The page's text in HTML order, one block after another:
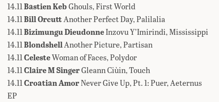
14.11Bastien KebGhouls, First World
14.11Bill OrcuttAnother Perfect Day, Palilalia
14.11Bizimungu DieudonneInzovu Y’Imirindi, Mississippi
14.11BlondshellAnother Picture, Partisan
14.11CelesteWoman of Faces, Polydor
14.11Claire M SingerGleann Ciùin, Touch
14.11Croatian AmorNever Give Up, Pt. 1: Puer, Aeternus
EP